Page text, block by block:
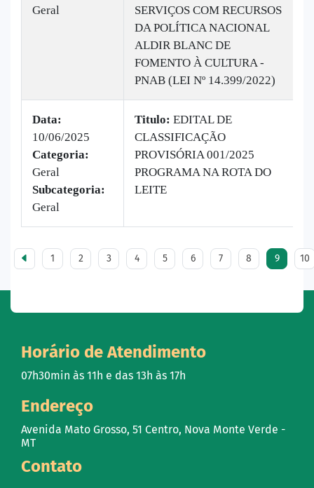
Geral
SERVIÇOS COM RECURSOS
DA POLÍTICA NACIONAL
ALDIR BLANC DE
FOMENTO À CULTURA -
PNAB (LEI Nº 14.399/2022)
Data:
10/06/2025
Categoria:
Geral
Subcategoria:
Geral
Titulo: EDITAL DE
CLASSIFICAÇÃO
PROVISÓRIA 001/2025
PROGRAMA NA ROTA DO
LEITE
1 2 3 4 5 6 7 8 9 10
Horário de Atendimento
07h30min às 11h e das 13h às 17h
Endereço
Avenida Mato Grosso, 51 Centro, Nova Monte Verde -
MT
Contato